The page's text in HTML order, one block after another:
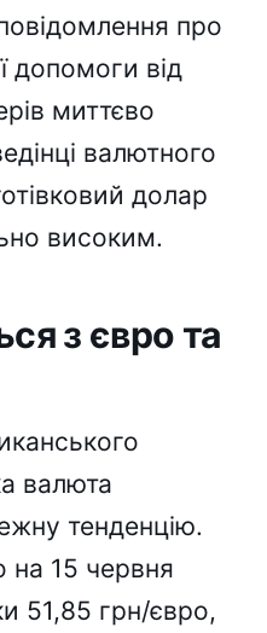
про
допомоги від
миттєво
валютного
долар
високим.
з євро та
валюта
тенденцію.
на 15 червня
51,85 грн/євро,